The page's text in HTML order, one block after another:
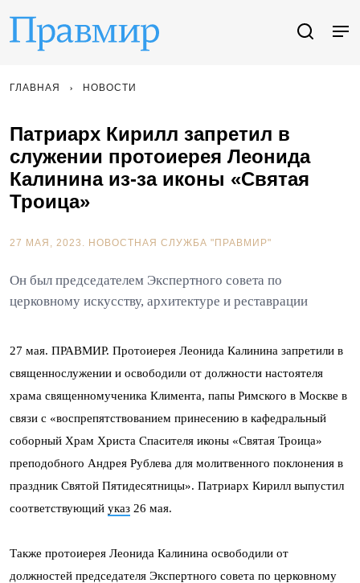
ГЛАВНАЯ НОВОСТИ
Патриарх Кирилл запретил в
служении протоиерея Леонида
Калинина из-за иконы «Святая
Троица»
27 МАЯ, 2023. НОВОСТНАЯ СЛУЖБА "ПРАВМИР"
Он был председателем Экспертного совета по
церковному искусству, архитектуре и реставрации
27 мая. ПРАВМИР. Протоиерея Леонида Калинина запретили в
священнослужении и освободили от должности настоятеля
храма священномученика Климента, папы Римского в Москве в
связи с «воспрепятствованием принесению в кафедральный
соборный Храм Христа Спасителя иконы «Святая Троица»
преподобного Андрея Рублева для молитвенного поклонения в
праздник Святой Пятидесятницы». Патриарх Кирилл выпустил
соответствующий указ 26 мая.
Также протоиерея Леонида Калинина освободили от
должностей председателя Экспертного совета по церковному